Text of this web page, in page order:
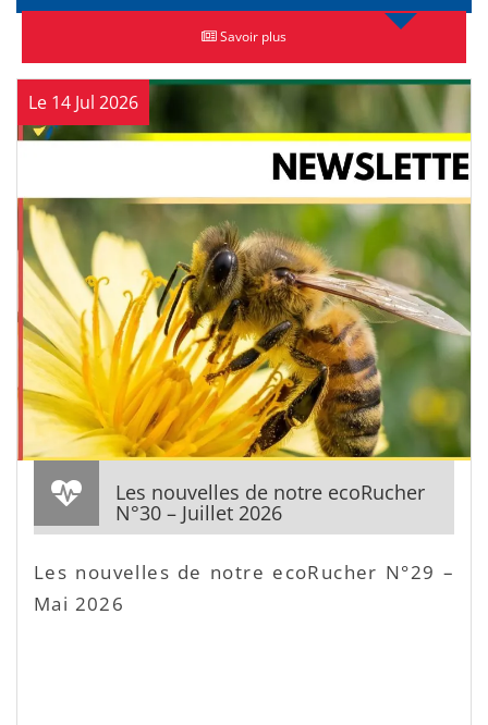
Savoir plus
Le 14 Jul 2026
Les nouvelles de notre ecoRucher
N°30 – Juillet 2026
Les nouvelles de notre ecoRucher N°29 –
Mai 2026